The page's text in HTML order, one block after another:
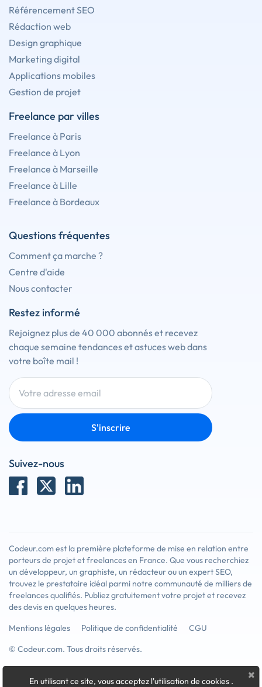
Référencement SEO
Rédaction web
Design graphique
Marketing digital
Applications mobiles
Gestion de projet
Freelance par villes
Freelance à Paris
Freelance à Lyon
Freelance à Marseille
Freelance à Lille
Freelance à Bordeaux
Questions fréquentes
Comment ça marche ?
Centre d'aide
Nous contacter
Restez informé
Rejoignez plus de 40 000 abonnés et recevez
chaque semaine tendances et astuces web dans
votre boîte mail !
S'inscrire
Suivez-nous
Codeur.com est la première plateforme de mise en relation entre
porteurs de projet et freelances en France. Que vous recherchiez
un développeur, un graphiste, un rédacteur ou un expert SEO,
trouvez le prestataire idéal parmi notre communauté de milliers de
freelances qualifiés. Publiez gratuitement votre projet et recevez
des devis en quelques heures.
Mentions légales
Politique de confidentialité
CGU
© Codeur.com. Tous droits réservés.
×
En utilisant ce site, vous acceptez l'utilisation de cookies .